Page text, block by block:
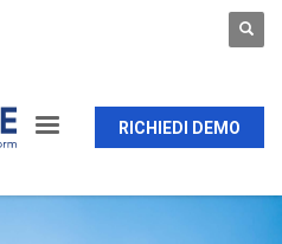
RICHIEDI DEMO